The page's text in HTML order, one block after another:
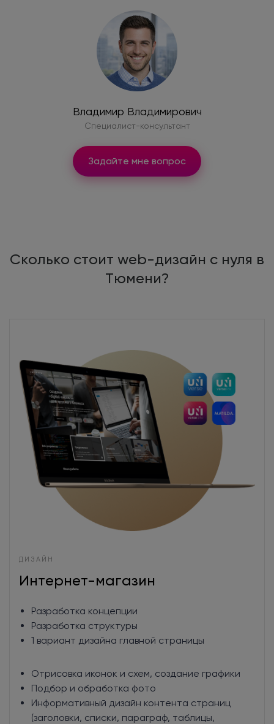
Владимир Владимирович
Специалист-консультант
Задайте мне вопрос
Сколько стоит web-дизайн с нуля в
Тюмени?
ДИЗАЙН
Интернет-магазин
Разработка концепции
Разработка структуры
1 вариант дизайна главной страницы
Отрисовка иконок и схем, создание графики
Подбор и обработка фото
Информативный дизайн контента страниц
(заголовки, списки, параграф, таблицы,